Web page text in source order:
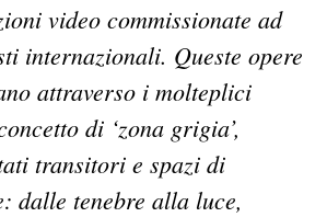
video commissionate ad
internazionali. Queste opere
attraverso i molteplici
di ‘zona grigia’,
transitori e spazi di
dalle tenebre alla luce,